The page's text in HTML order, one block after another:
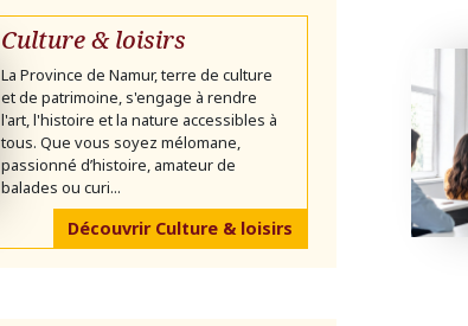
Culture & loisirs
La Province de Namur, terre de culture
et de patrimoine, s'engage à rendre
l'art, l'histoire et la nature accessibles à
tous. Que vous soyez mélomane,
passionné d’histoire, amateur de
balades ou curi...
Découvrir Culture & loisirs